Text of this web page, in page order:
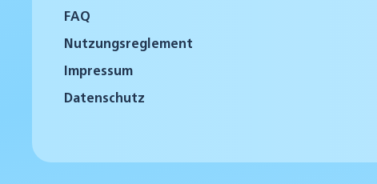
FAQ
Nutzungsreglement
Impressum
Datenschutz